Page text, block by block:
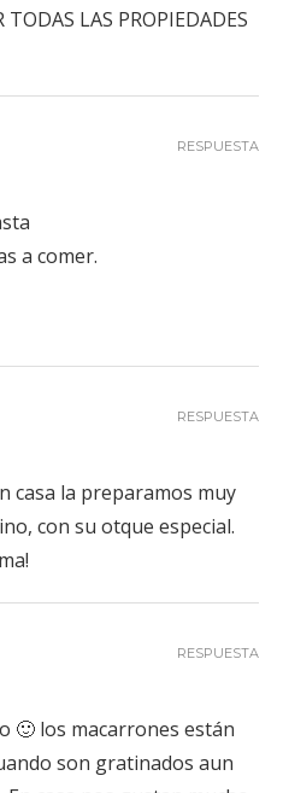
LAS PROPIEDADES
a comer.
RESPUESTA
casa la preparamos muy
con su otque especial.
RESPUESTA
🙂 los macarrones están
son gratinados aun
RESPUESTA